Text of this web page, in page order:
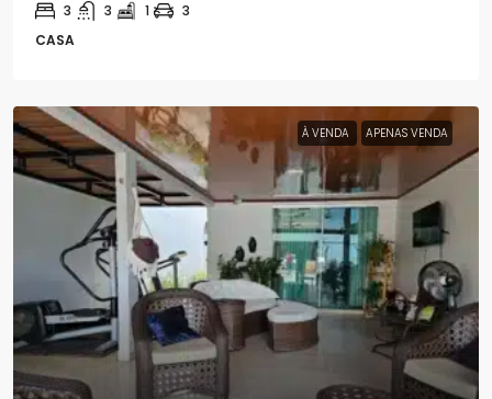
3 3 1
3
CASA
À VENDA APENAS VENDA